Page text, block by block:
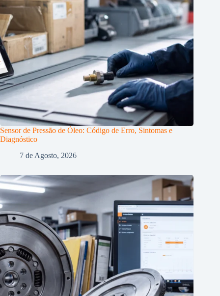
Sensor de Pressão de Óleo: Código de Erro, Sintomas e
Diagnóstico
7 de Agosto, 2026